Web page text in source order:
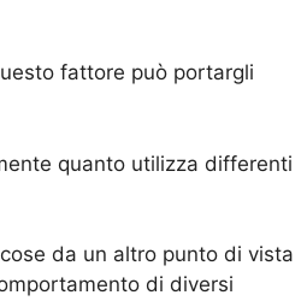
fattore può portargli
quanto utilizza differenti
da un altro punto di vista
di diversi